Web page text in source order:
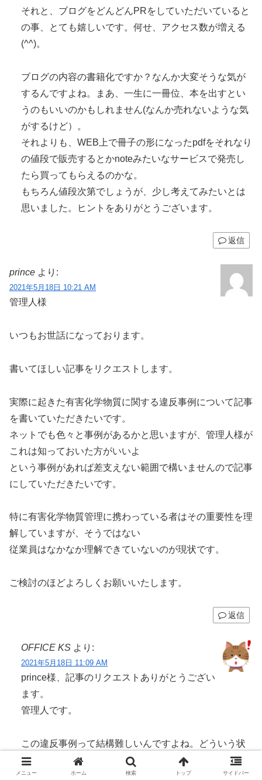
それと、ブログをどんどんPRをしていただいていると
の事、とても嬉しいです。何せ、アクセス数が増える
(^^)。
ブログの内容の書籍化ですか？なんか大変そうな気が
するんですよね。まあ、一生に一冊位、本を出すとい
うのもいいのかもしれません(なんか売れないような気
がするけど）。
それよりも、WEB上で冊子の形になったpdfをそれなり
の値段で販売するとかnoteみたいなサービスで発売し
たら買ってもらえるのかな。
もちろん値段次第でしょうが、少し考えてみたいとは
思いました。ヒントをありがとうございます。
返信
prince より:
2021年5月18日 10:21 AM
管理人様
いつもお世話になっております。
書いてほしい記事をリクエストします。
実際に起きた有害化学物質に関する違反事例について記事
を書いていただきたいです。
ネットでも色々と事例があるかと思いますが、管理人様が
これは知っておいた方がいいよ
という事例があれば差支えない範囲で構いませんので記事
にしていただきたいです。
特に有害化学物質管理に携わっている者はその重要性を理
解していますが、そうではない
従業員はなかなか理解できていないのが現状です。
ご検討のほどよろしくお願いいたします。
返信
OFFICE KS より:
2021年5月18日 11:09 AM
prince様、記事のリクエストありがとうござい
ます。
管理人です。
この違反事例って結構難しいんですよね。どういう状
況かって説明するのも大変ですし、、。詳細が表に出
ることも少ないでしょうし、、。
メニュー ホーム 検索 トップ サイドバー